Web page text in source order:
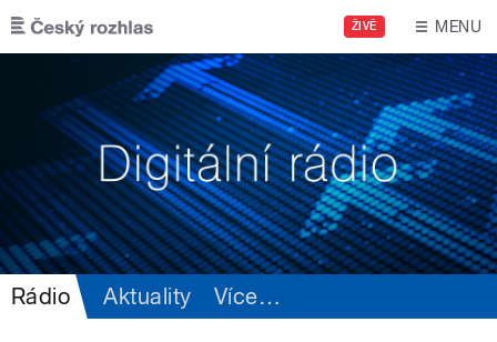
Přejít k hlavnímu obsahu
ŽIVĚ MENU
Rádio Aktuality Více…